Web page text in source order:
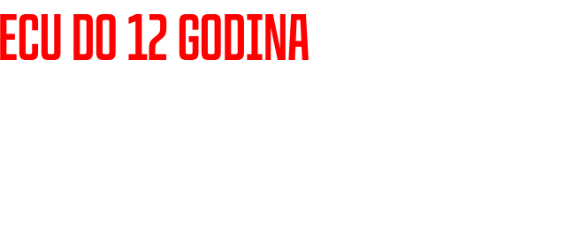
do 12 godina